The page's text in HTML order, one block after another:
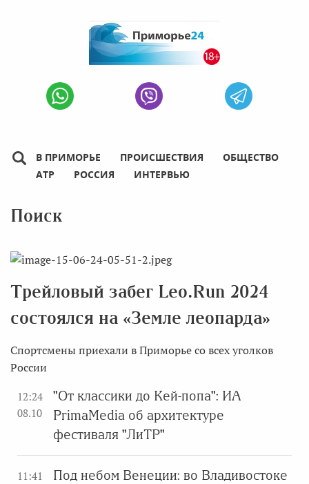
В ПРИМОРЬЕ ПРОИСШЕСТВИЯ
ОБЩЕСТВО
АТР
РОССИЯ ИНТЕРВЬЮ
Поиск
Трейловый забег Leo.Run 2024
состоялся на «Земле леопарда»
Спортсмены приехали в Приморье со всех уголков
России
12:24
08.10
"От классики до Кей-попа": ИА
PrimaMedia об архитектуре
фестиваля "ЛиТР"
11:41
Под небом Венеции: во Владивостоке